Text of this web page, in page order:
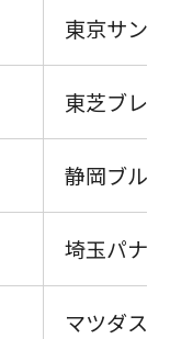
東京サン
東芝ブレ
静岡ブル
埼玉パナ
マツダス